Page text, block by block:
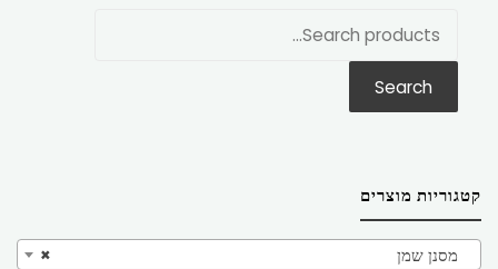
Search
קטגוריות מוצרים
× מסנן שמן